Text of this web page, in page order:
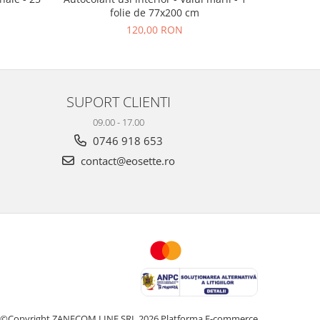
folie de 77x200 cm
120,00 RON
SUPORT CLIENTI
09.00 - 17.00
0746 918 653
contact@eosette.ro